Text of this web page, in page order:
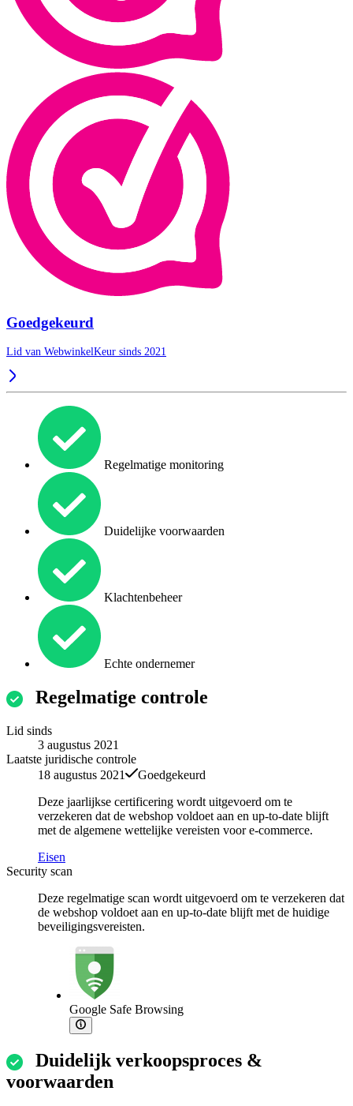
Goedgekeurd
Lid van WebwinkelKeur sinds 2021
Regelmatige monitoring
Duidelijke voorwaarden
Klachtenbeheer
Echte ondernemer
Regelmatige controle
Lid sinds
3 augustus 2021
Laatste juridische controle
18 augustus 2021
Goedgekeurd
Deze jaarlijkse certificering wordt uitgevoerd om te
verzekeren dat de webshop voldoet aan en up-to-date blijft
met de algemene wettelijke vereisten voor e-commerce.
Eisen
Security scan
Deze regelmatige scan wordt uitgevoerd om te verzekeren dat
de webshop voldoet aan en up-to-date blijft met de huidige
beveiligingsvereisten.
Google Safe Browsing
Duidelijk verkoopsproces &
voorwaarden